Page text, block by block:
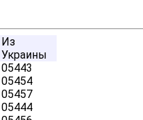
Из
Украины
05443
05454
05457
05444